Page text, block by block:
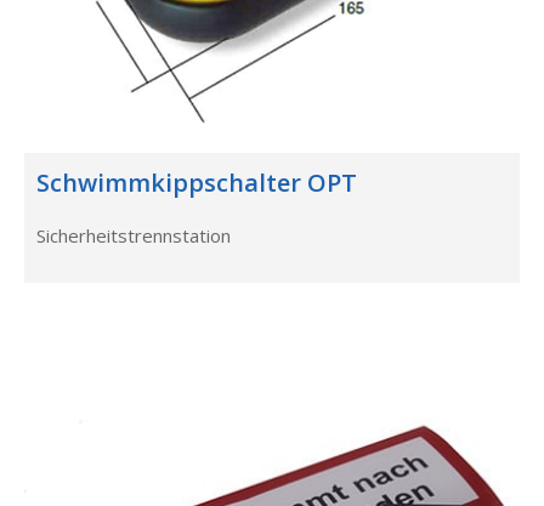
Schwimmkippschalter OPT
Sicherheitstrennstation